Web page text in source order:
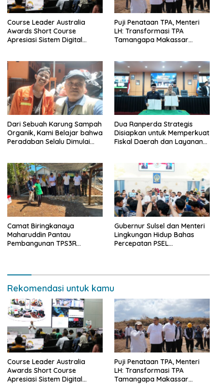
Course Leader Australia
Awards Short Course
Apresiasi Sistem Digital
Pelayanan Publik Berbasis
Data
Puji Penataan TPA, Menteri
LH: Transformasi TPA
Tamangapa Makassar
Dari Sebuah Karung Sampah
Organik, Kami Belajar bahwa
Peradaban Selalu Dimulai
Dua Ranperda Strategis
Disiapkan untuk Memperkuat
Fiskal Daerah dan Layanan
Camat Biringkanaya
Maharuddin Pantau
Pembangunan TPS3R
Gubernur Sulsel dan Menteri
Lingkungan Hidup Bahas
Percepatan PSEL
Rekomendasi untuk kamu
Course Leader Australia
Awards Short Course
Apresiasi Sistem Digital
Puji Penataan TPA, Menteri
LH: Transformasi TPA
Tamangapa Makassar